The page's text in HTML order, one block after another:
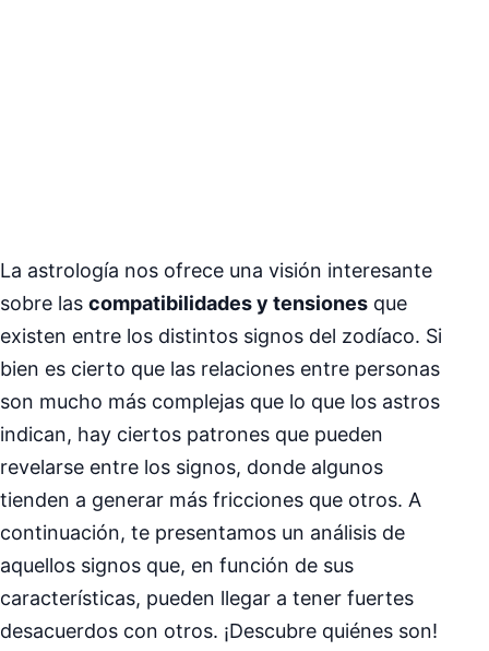
La astrología nos ofrece una visión interesante
sobre las compatibilidades y tensiones que
existen entre los distintos signos del zodíaco. Si
bien es cierto que las relaciones entre personas
son mucho más complejas que lo que los astros
indican, hay ciertos patrones que pueden
revelarse entre los signos, donde algunos
tienden a generar más fricciones que otros. A
continuación, te presentamos un análisis de
aquellos signos que, en función de sus
características, pueden llegar a tener fuertes
desacuerdos con otros. ¡Descubre quiénes son!